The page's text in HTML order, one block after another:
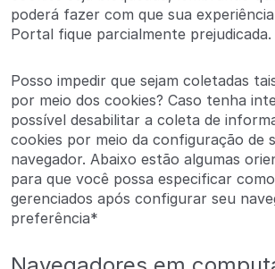
poderá fazer com que sua
Portal fique parcialmente prejudicada.
Posso impedir que sejam coletadas
por meio dos cookies? Caso tenha
possível desabilitar a coleta de
cookies por meio da configuração de
navegador. Abaixo estão algumas
para que você possa especificar
gerenciados após configurar seu
preferência*